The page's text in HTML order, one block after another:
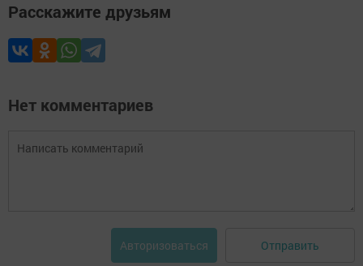
Расскажите друзьям
Нет комментариев
Авторизоваться Отправить